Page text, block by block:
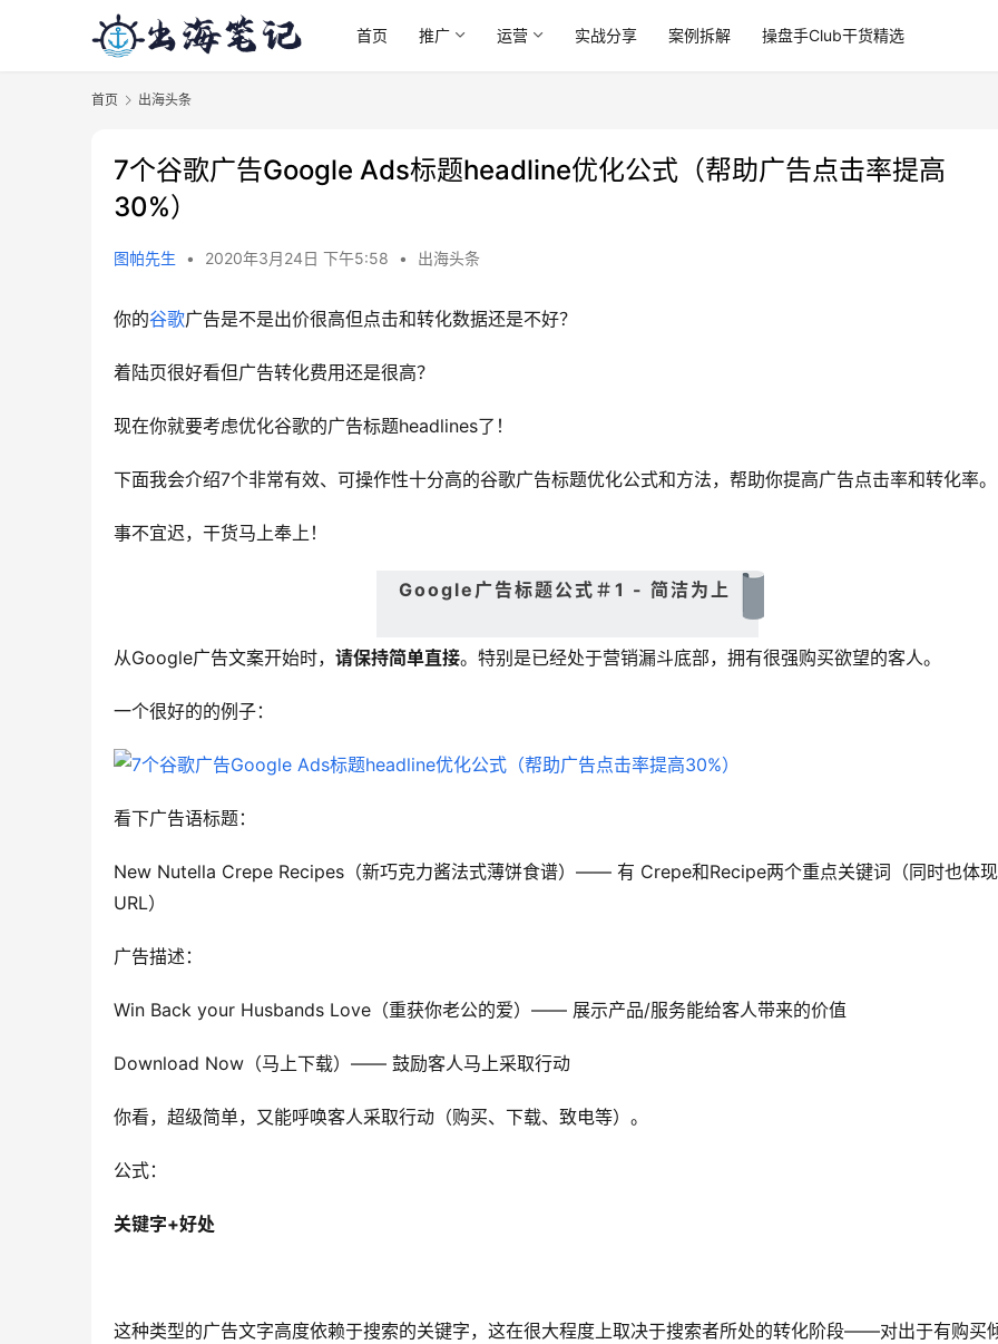
首页 推广 运营 实战分享 案例拆解 操盘手Club干货精选
首页 出海头条
7个谷歌广告Google Ads标题headline优化公式（帮助广告点击率提高
30%）
图帕先生 • 2020年3月24日 下午5:58 • 出海头条
你的谷歌广告是不是出价很高但点击和转化数据还是不好？
着陆页很好看但广告转化费用还是很高？
现在你就要考虑优化谷歌的广告标题headlines了！
下面我会介绍7个非常有效、可操作性十分高的谷歌广告标题优化公式和方法，帮助你提高广告点击率和转化率。
事不宜迟，干货马上奉上！
Google广告标题公式＃1 - 简洁为上
从Google广告文案开始时， 请保持简单直接。特别是已经处于营销漏斗底部，拥有很强购买欲望的客人。
一个很好的的例子：
看下广告语标题：
New Nutella Crepe Recipes（新巧克力酱法式薄饼食谱）—— 有 Crepe和Recipe两个重点关键词（同时也体
URL）
广告描述：
Win Back your Husbands Love（重获你老公的爱）—— 展示产品/服务能给客人带来的价值
Download Now（马上下载）—— 鼓励客人马上采取行动
你看，超级简单，又能呼唤客人采取行动（购买、下载、致电等）。
公式：
关键字+好处
这种类型的广告文字高度依赖于搜索的关键字，这在很大程度上取决于搜索者所处的转化阶段——对出于有购买